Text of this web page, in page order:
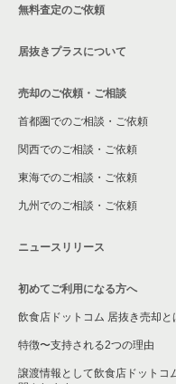
東京23区のカラオケ・パ
覧
東京23区の和食の居抜き
東京23区の洋食の居抜き
東京23区のその他の居抜
港区のお弁当・惣菜・デ
港区のカラオケ・パブ・
港区のバーの居抜き売却
港区の居酒屋・ダイニン
港区の専門料理の居抜き
港区の和食の居抜き売却物
港区の洋食の居抜き売却
港区のその他の居抜き売却
新橋駅のバーの居抜き売
新橋駅の居酒屋・ダイニ
新橋駅の和食の居抜き売
新橋駅の洋食の居抜き売
新橋駅のその他の居抜き
無料査定のご依頼
居抜きプラスについて
売却のご依頼・ご相談
首都圏でのご相談・ご依頼
関西でのご相談・ご依頼
東海でのご相談・ご依頼
九州でのご相談・ご依頼
ニュースリリース
初めてご利用になる方へ
飲食店ドットコム 居抜き売却と
特徴〜支持される2つの理由
譲渡情報として飲食店ドットコ